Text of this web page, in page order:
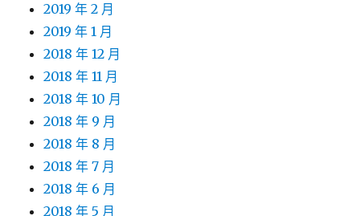
2019 年 2 月
2019 年 1 月
2018 年 12 月
2018 年 11 月
2018 年 10 月
2018 年 9 月
2018 年 8 月
2018 年 7 月
2018 年 6 月
2018 年 5 月